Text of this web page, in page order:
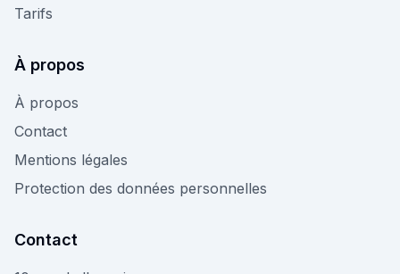
Tarifs
À propos
À propos
Contact
Mentions légales
Protection des données personnelles
Contact